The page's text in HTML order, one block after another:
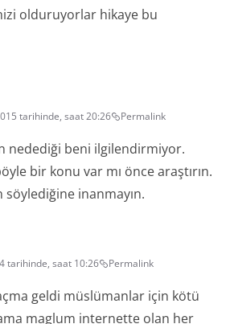
olduruyorlar hikaye bu
tarihinde, saat 20:26 Permalink
nedediği beni ilgilendirmiyor.
bir konu var mı önce araştırın.
söylediğine inanmayın.
tarihinde, saat 10:26 Permalink
geldi müslümanlar için kötü
maglum internette olan her